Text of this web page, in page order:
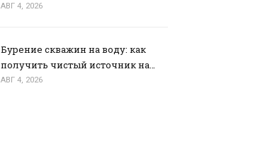
АВГ 4, 2026
Бурение скважин на воду: как
получить чистый источник на…
АВГ 4, 2026